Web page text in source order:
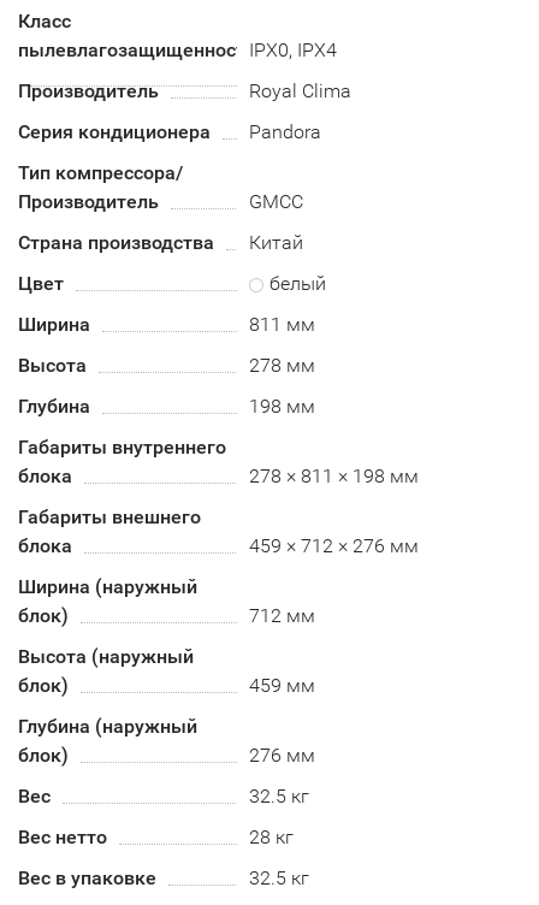
Класс
пылевлагозащищенностиIPX0, IPX4
Производитель
Royal Clima
Серия кондиционера
Pandora
Тип компрессора/
Производитель
GMCC
Страна производства
Китай
Цвет
белый
Ширина
811 мм
Высота
278 мм
Глубина
198 мм
Габариты внутреннего
блока
278 × 811 × 198 мм
Габариты внешнего
блока
459 × 712 × 276 мм
Ширина (наружный
блок)
712 мм
Высота (наружный
блок)
459 мм
Глубина (наружный
блок)
276 мм
Вес
32.5 кг
Вес нетто
28 кг
Вес в упаковке
32.5 кг